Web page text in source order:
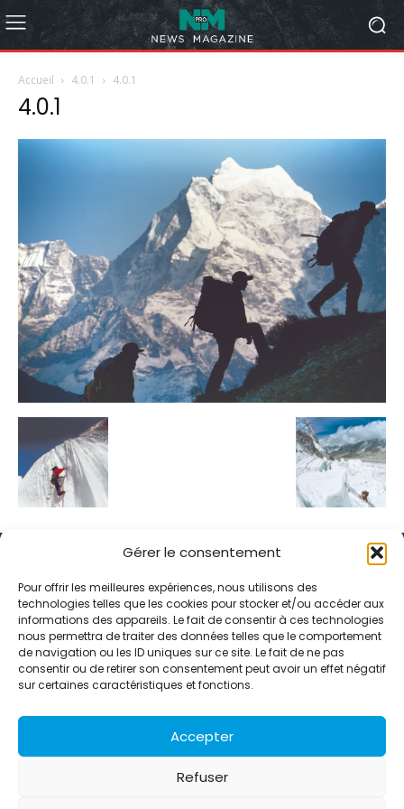
Gérer le consentement
Pour offrir les meilleures expériences, nous utilisons des
technologies telles que les cookies pour stocker et/ou accéder aux
informations des appareils. Le fait de consentir à ces technologies
nous permettra de traiter des données telles que le comportement
de navigation ou les ID uniques sur ce site. Le fait de ne pas
consentir ou de retirer son consentement peut avoir un effet négatif
sur certaines caractéristiques et fonctions.
Accepter
Refuser
Accueil 4.0.1 4.0.1
4.0.1
Alternative Média est une agence de relations presse et de
relations publiques basée à Grenoble. Depuis 1995, elle conçoit et
pilote des stratégies de visibilité en France et à l’international
grâce à un réseau d’agences partenaires.